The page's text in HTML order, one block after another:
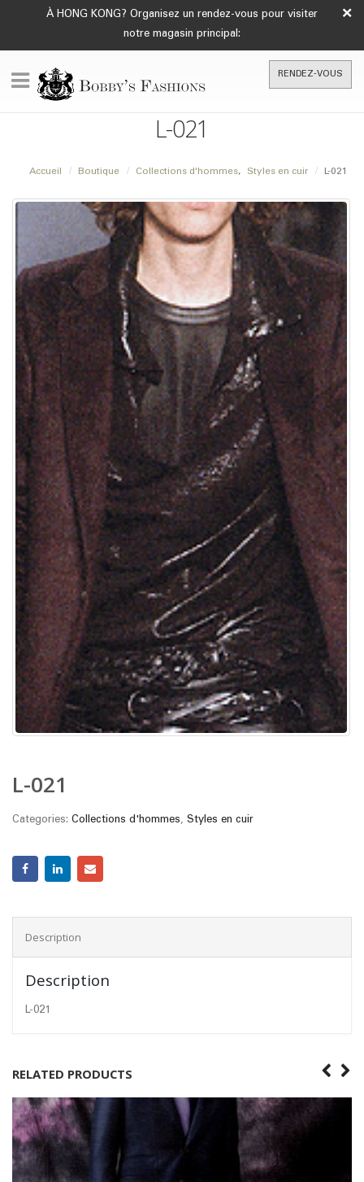
À HONG KONG? Organisez un rendez-vous pour visiter
notre magasin principal:
×
RENDEZ-VOUS
L-021
Accueil Boutique Collections d'hommes, Styles en cuir L-021
L-021
Categories: Collections d'hommes, Styles en cuir
Description
Description
L-021
RELATED PRODUCTS